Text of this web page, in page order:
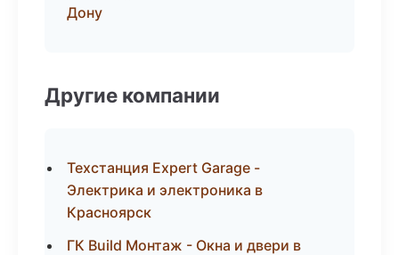
Дону
Другие компании
Техстанция Expert Garage -
Электрика и электроника в
Красноярск
ГК Build Монтаж - Окна и двери в